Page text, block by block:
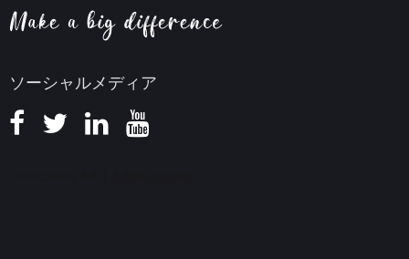
ソーシャルメディア
知識ベース